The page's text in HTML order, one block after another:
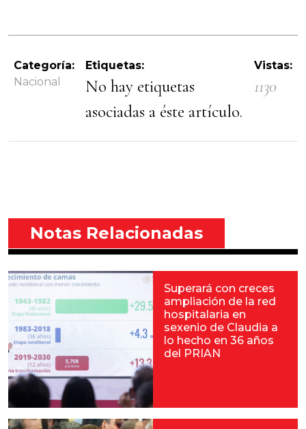
Categoría:
Nacional
Etiquetas:
No hay etiquetas
asociadas a éste artículo.
Vistas:
1130
Notas Relacionadas
Superará con creces
ampliación de la red
hospitalaria en
sexenio de Claudia a
lo hecho en 36 años
del PRIAN